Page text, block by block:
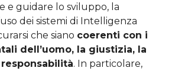
e guidare lo sviluppo, la
dei sistemi di Intelligenza
che siano coerenti con i
dell’uomo, la giustizia, la
. In particolare,